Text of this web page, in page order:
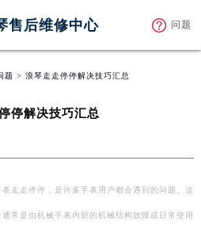
售后维修中心 问题
题 > 浪琴走走停停解决技巧汇总
停解决技巧汇总
表走走停停，是许多手表用户都会遇到的问题。这
通常是由机械手表内部的机械结构故障或日常使用